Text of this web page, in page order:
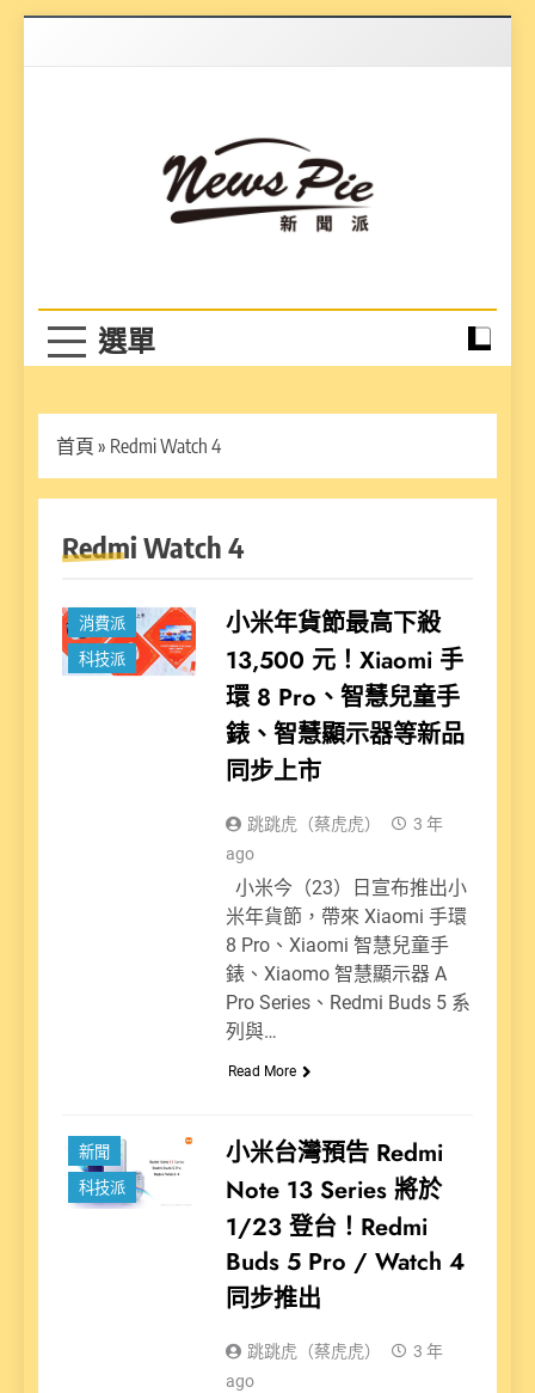
首頁 » Redmi Watch 4
Redmi Watch 4
消費派
科技派
小米年貨節最高下殺
13,500 元！Xiaomi 手
環 8 Pro、智慧兒童手
錶、智慧顯示器等新品
同步上市
跳跳虎（蔡虎虎）
3 年
ago
小米今（23）日宣布推出小
米年貨節，帶來 Xiaomi 手環
8 Pro、Xiaomi 智慧兒童手
錶、Xiaomo 智慧顯示器 A
Pro Series、Redmi Buds 5 系
列與…
Read More
新聞
科技派
小米台灣預告 Redmi
Note 13 Series 將於
1/23 登台！Redmi
Buds 5 Pro / Watch 4
同步推出
跳跳虎（蔡虎虎）
3 年
ago